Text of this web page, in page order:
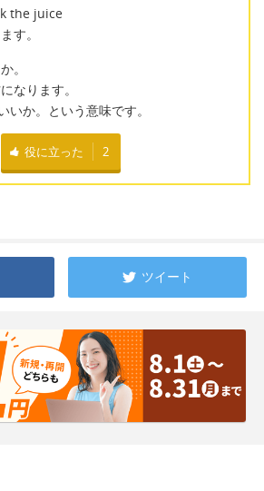
the juice
す。
。
なります。
か。という意味です。
役に立った 2
ツイート